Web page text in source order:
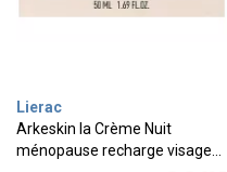
Lierac
Arkeskin la Crème Nuit
ménopause recharge visage…